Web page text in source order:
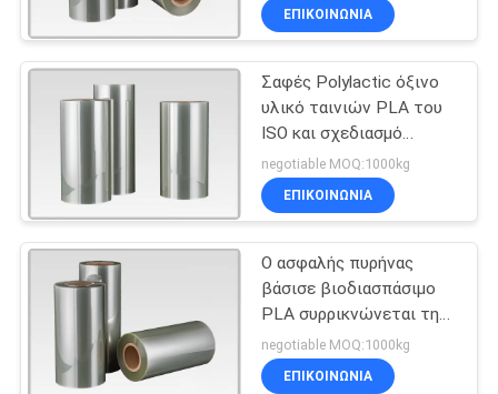
SITEMAP
ΠΟΛΙΤΙΚΉ
ΑΠΟΡΡΉΤΟΥ
πλαστική ταινία pla
31
Επιμεταλλωμένο
κενό έγγραφο
ΕΠΙΚΟΙΝΩΝΙΑ
Σαφές Polylactic όξινο
υλικό ταινιών PLA του
ISO και σχεδιασμό
χαρακτηριστικό
διακένωσης
negotiable MOQ:1000kg
ΕΠΙΚΟΙΝΩΝΙΑ
Ο ασφαλής πυρήνας
βάσισε βιοδιασπάσιμο
PLA συρρικνώνεται τη
Polylactic όξινη
συσκευασία ταινιών
negotiable MOQ:1000kg
ΕΠΙΚΟΙΝΩΝΙΑ